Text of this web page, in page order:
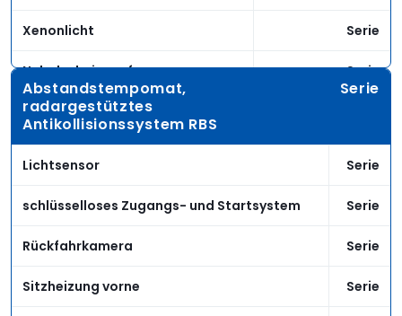
Xenonlicht Serie
Nebelscheinwerfer Serie
Abstandstempomat,
radargestütztes
Antikollisionssystem RBS
Serie
Lichtsensor Serie
schlüsselloses Zugangs- und Startsystem Serie
Rückfahrkamera Serie
Sitzheizung vorne Serie